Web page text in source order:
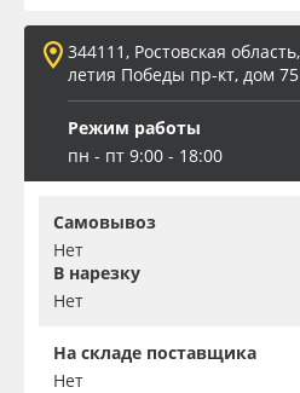
344111, Ростовская
летия Победы пр-кт, дом 75
Режим работы
пн - пт 9:00 - 18:00
Самовывоз
Нет
В нарезку
Нет
На складе поставщика
Нет